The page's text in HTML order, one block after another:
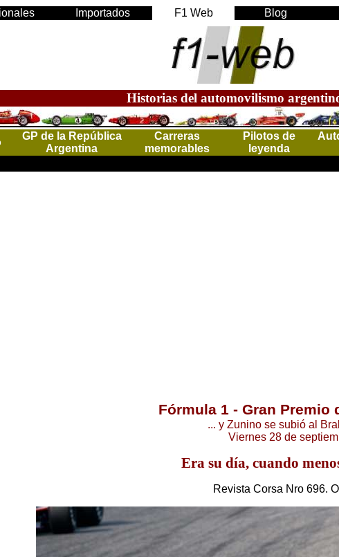
Importados F1 Web Blog
Historias del automovilismo
GP de la República
Argentina
Carreras
memorables
Pilotos de
leyenda
Fórmula 1 - Gran Premio
... y Zunino se subió al
Viernes 28 de
Era su día, cuando
Revista Corsa Nro 696.